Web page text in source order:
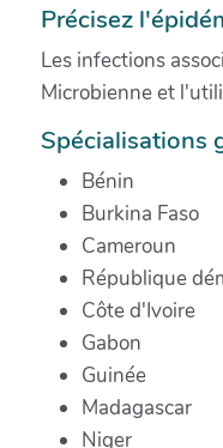
Précisez
Les infections
Microbienne et
Spécialisations
Bénin
Burkina Faso
Cameroun
République
Côte d'Ivoire
Gabon
Guinée
Madagascar
Niger